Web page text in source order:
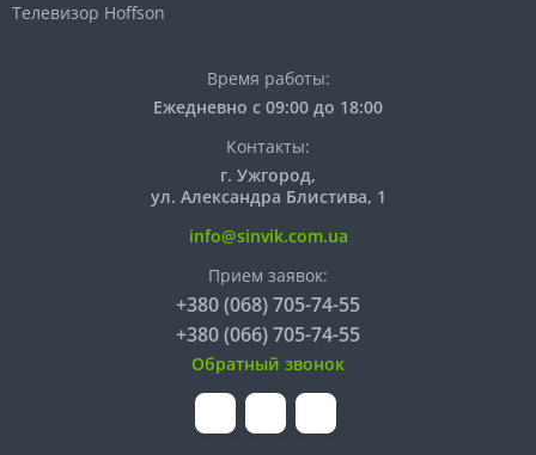
Телевизор Hoffson
Время работы:
Ежедневно с 09:00 до 18:00
Контакты:
г. Ужгород,
ул. Александра Блистива, 1
info@sinvik.com.ua
Прием заявок:
+380 (068) 705-74-55
+380 (066) 705-74-55
Обратный звонок